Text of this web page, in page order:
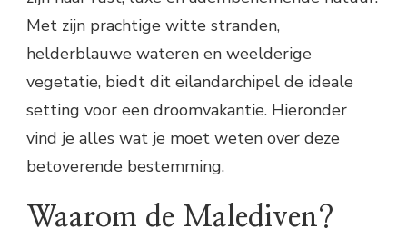
Met zijn prachtige witte stranden,
helderblauwe wateren en weelderige
vegetatie, biedt dit eilandarchipel de ideale
setting voor een droomvakantie. Hieronder
vind je alles wat je moet weten over deze
betoverende bestemming.
Waarom de Malediven?